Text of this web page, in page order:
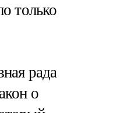
только
рада
о